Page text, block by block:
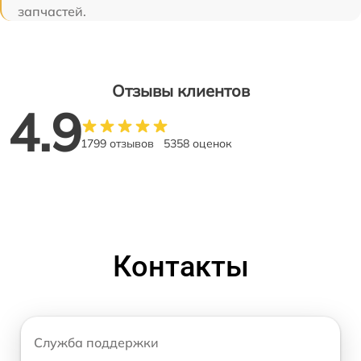
запчастей.
Отзывы клиентов
4.91799 отзывов 5358 оценок
Контакты
Служба поддержки